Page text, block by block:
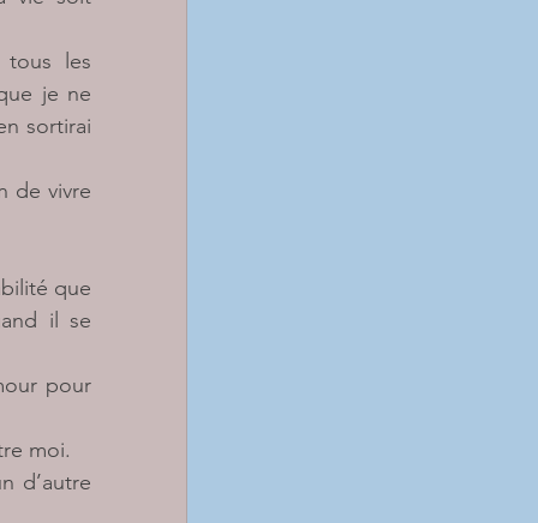
les
je ne
sortirai
de vivre
que
il se
pour
moi.
d’autre